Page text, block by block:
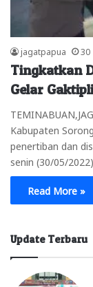
jagatpapua 30
Tingkatkan
Gelar
Kabupaten
penertiban dan
senin (30/05/
Read More »
Update Terbaru